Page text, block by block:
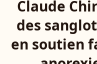
Claude
des
en soutien